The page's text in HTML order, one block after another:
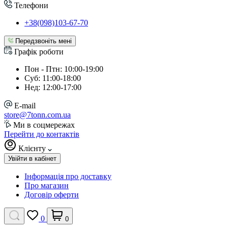
Телефони
+38(098)103-67-70
Передзвоніть мені
Графік роботи
Пон - Птн: 10:00-19:00
Суб: 11:00-18:00
Нед: 12:00-17:00
E-mail
store@7tonn.com.ua
Ми в соцмережах
Перейти до контактів
Клієнту
Увійти в кабінет
Інформація про доставку
Про магазин
Договір оферти
0 0